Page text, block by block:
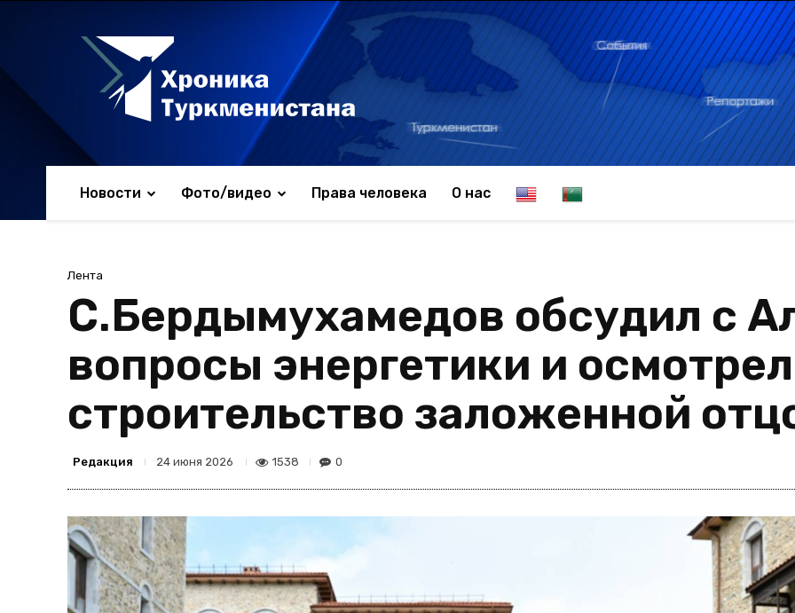
Новости Фото/видео Права человека О нас E
i
T
k
m
Лента
С.Бердымухамедов обсудил с
вопросы энергетики и осмотрел
строительство заложенной
Редакция 24 июня 2026 1538 0